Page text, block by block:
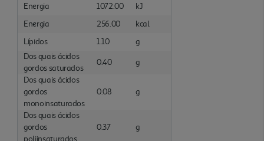
Energia
1072.00
kJ
Energia
256.00
kcal
Lípidos
1.10
g
Dos quais ácidos
gordos saturados
0.40
g
Dos quais ácidos
gordos
monoinsaturados
0.08 g
Dos quais ácidos
gordos
poliinsaturados
0.37 g